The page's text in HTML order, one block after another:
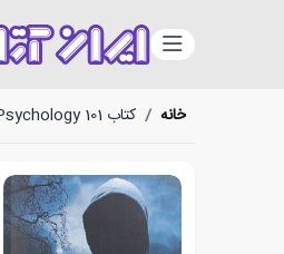
دسته‌بندی
خانه / کتاب Dark Psychology 101